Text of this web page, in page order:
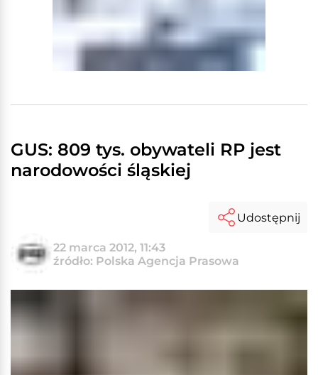
GUS: 809 tys. obywateli RP jest
narodowości śląskiej
22 marca 2012, 11:43
źródło: Polska Agencja Prasowa
Udostępnij